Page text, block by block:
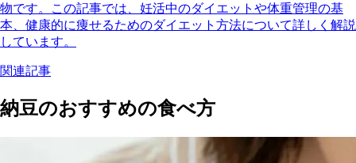
物です。この記事では、妊活中のダイエットや体重管理の基
本、健康的に痩せるためのダイエット方法について詳しく解説
しています。
関連記事
納豆のおすすめの食べ方